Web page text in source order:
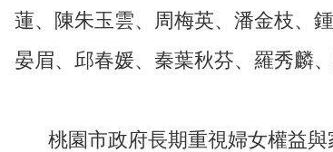
蓮、陳朱玉雲、周梅英、潘金枝、
晏眉、邱春媛、秦葉秋芬、羅秀麟
桃園市政府長期重視婦女權益